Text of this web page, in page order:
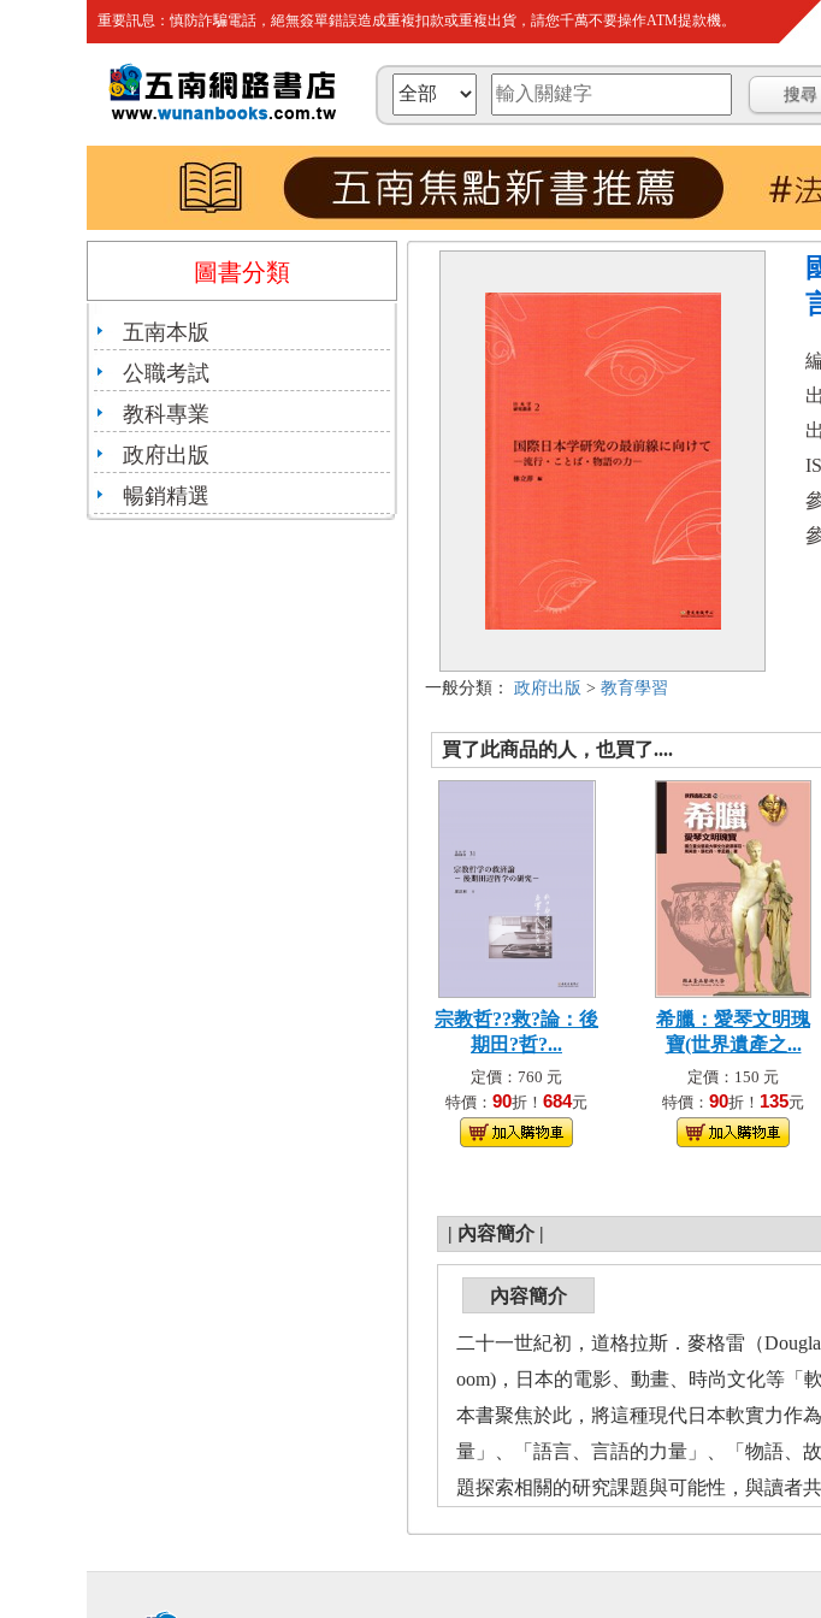
重要訊息：慎防詐騙電話，絕無簽單錯誤造成重複扣款或重複出貨，請您千萬不要操作ATM提款機。
圖書分類
五南本版
公職考試
教科專業
政府出版
暢銷精選
一般分類： 政府出版 > 教育學習
買了此商品的人，也買了....
宗教哲??救?論：後
期田?哲?...
定價：760 元
特價： 90折！ 684元
希臘：愛琴文明瑰
寶(世界遺產之...
定價：150 元
特價： 90折！ 135元
| 內容簡介 |
內容簡介
二十一世紀初，道格拉斯．麥格雷（
oom)，日本的電影、動畫、時尚文化等「
本書聚焦於此，將這種現代日本軟實力作
量」、「語言、言語的力量」、「物語、
題探索相關的研究課題與可能性，與讀者